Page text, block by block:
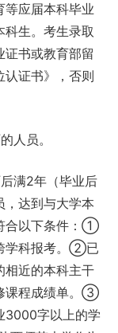
等应届本科毕业
生。考生录取
证书或教育部留
认证书》，否则
人员。
满2年（毕业后
，达到与大学本
合以下条件：①
学科报考。②已
相近的本科主干
课程成绩单。③
3000字以上的学